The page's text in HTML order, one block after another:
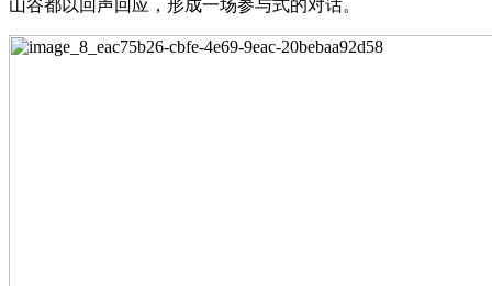
山谷都以回声回应，形成一场参与式的对话。